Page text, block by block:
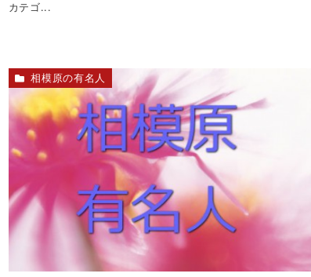
カテゴ...
相模原の有名人